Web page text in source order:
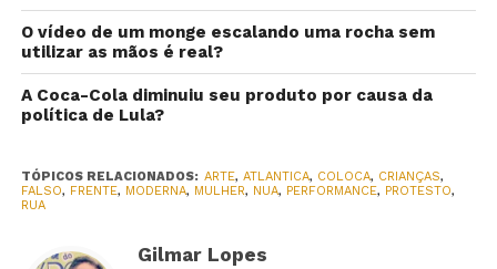
O vídeo de um monge escalando uma rocha sem
utilizar as mãos é real?
A Coca-Cola diminuiu seu produto por causa da
política de Lula?
TÓPICOS RELACIONADOS: ARTE, ATLANTICA, COLOCA, CRIANÇAS,
FALSO, FRENTE, MODERNA, MULHER, NUA, PERFORMANCE, PROTESTO,
RUA
Gilmar Lopes